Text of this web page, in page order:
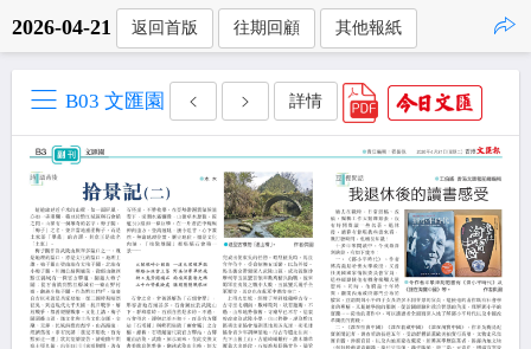
2026-04-21 返回首版 往期回顧 其他報紙
B03 文匯園 詳情